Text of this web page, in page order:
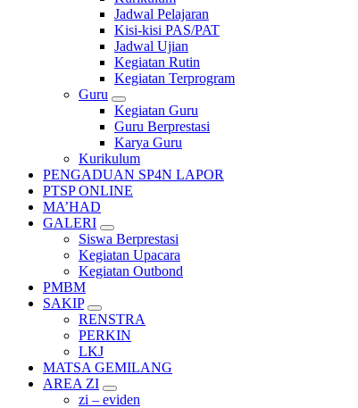
Jadwal Pelajaran
Kisi-kisi PAS/PAT
Jadwal Ujian
Kegiatan Rutin
Kegiatan Terprogram
Guru
Kegiatan Guru
Guru Berprestasi
Karya Guru
Kurikulum
PENGADUAN SP4N LAPOR
PTSP ONLINE
MA’HAD
GALERI
Siswa Berprestasi
Kegiatan Upacara
Kegiatan Outbond
PMBM
SAKIP
RENSTRA
PERKIN
LKJ
MATSA GEMILANG
AREA ZI
zi – eviden